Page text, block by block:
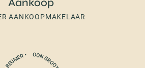
Aankoop
AANKOOPMAKELAAR